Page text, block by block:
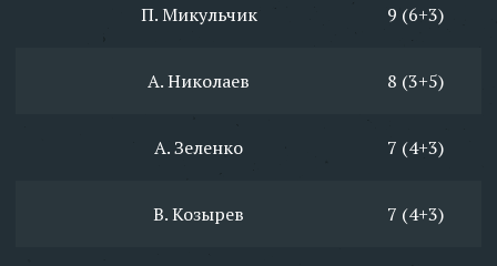
П. Микульчик 9 (6+3)
А. Николаев 8 (3+5)
А. Зеленко 7 (4+3)
В. Козырев 7 (4+3)